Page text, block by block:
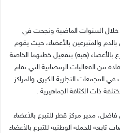
خلال السنوات الماضية ونجحت في
والمتبرعين بالأعضاء، حيث يقوم
بالأعضاء (هبه) بتفعيل خطتهما الخاصة
من الفعاليات الرمضانية التي تقام
المجمعات التجارية الكبرى والمراكز
ذات الكثافة الجماهيرية .
مدير مركز قطر للتبرع بالأعضاء
للحملة الوطنية للتبرع بالأعضاء